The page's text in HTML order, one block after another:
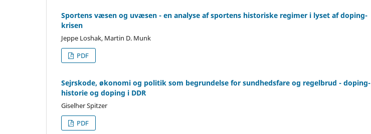
Sportens væsen og uvæsen - en analyse af sportens historiske regimer i lyset af doping-
krisen
Jeppe Loshak, Martin D. Munk
PDF
Sejrskode, økonomi og politik som begrundelse for sundhedsfare og regelbrud - doping-
historie og doping i DDR
Giselher Spitzer
PDF